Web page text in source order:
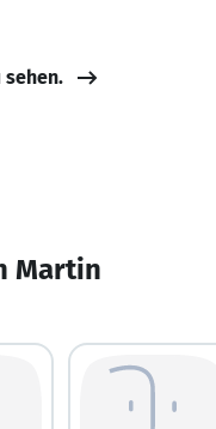
sehen.
Martin